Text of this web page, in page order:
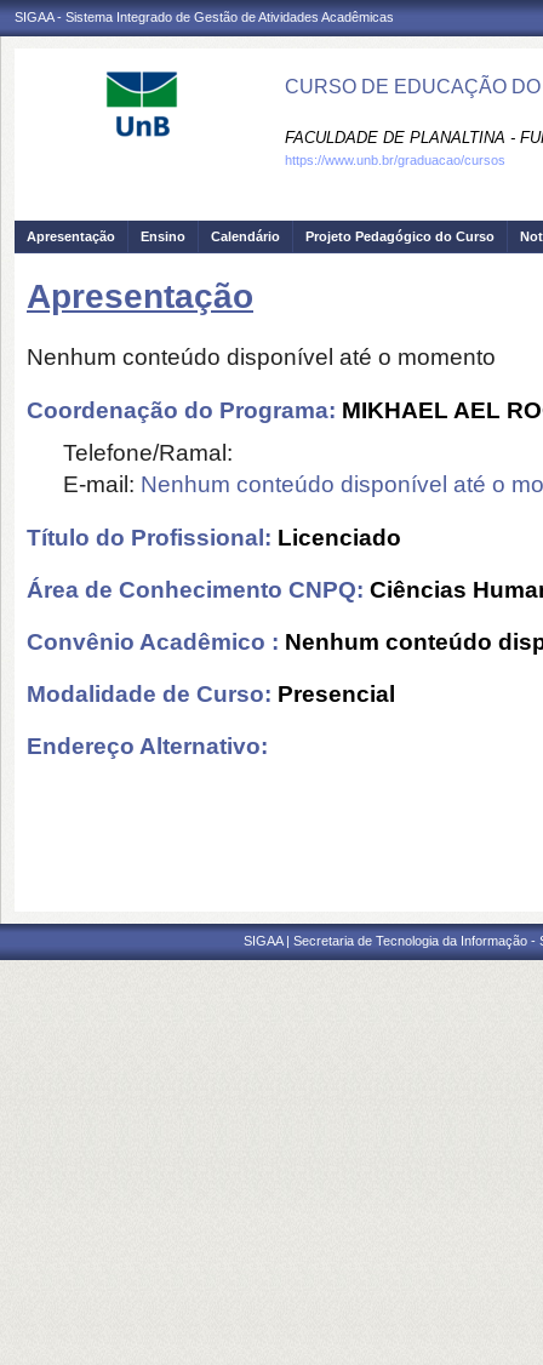
SIGAA - Sistema Integrado de Gestão de Atividades Acadêmicas
CURSO DE EDUCAÇÃO
FACULDADE DE PLANALTINA -
https://www.unb.br/graduacao/cursos
Apresentação Ensino Calendário Projeto Pedagógico do Curso
Apresentação
Nenhum conteúdo disponível até o momento
Coordenação do Programa: MIKHAEL AEL
Telefone/Ramal:
E-mail: Nenhum conteúdo disponível até o
Título do Profissional: Licenciado
Área de Conhecimento CNPQ: Ciências
Convênio Acadêmico : Nenhum conteúdo
Modalidade de Curso: Presencial
Endereço Alternativo:
SIGAA | Secretaria de Tecnologia da Informação